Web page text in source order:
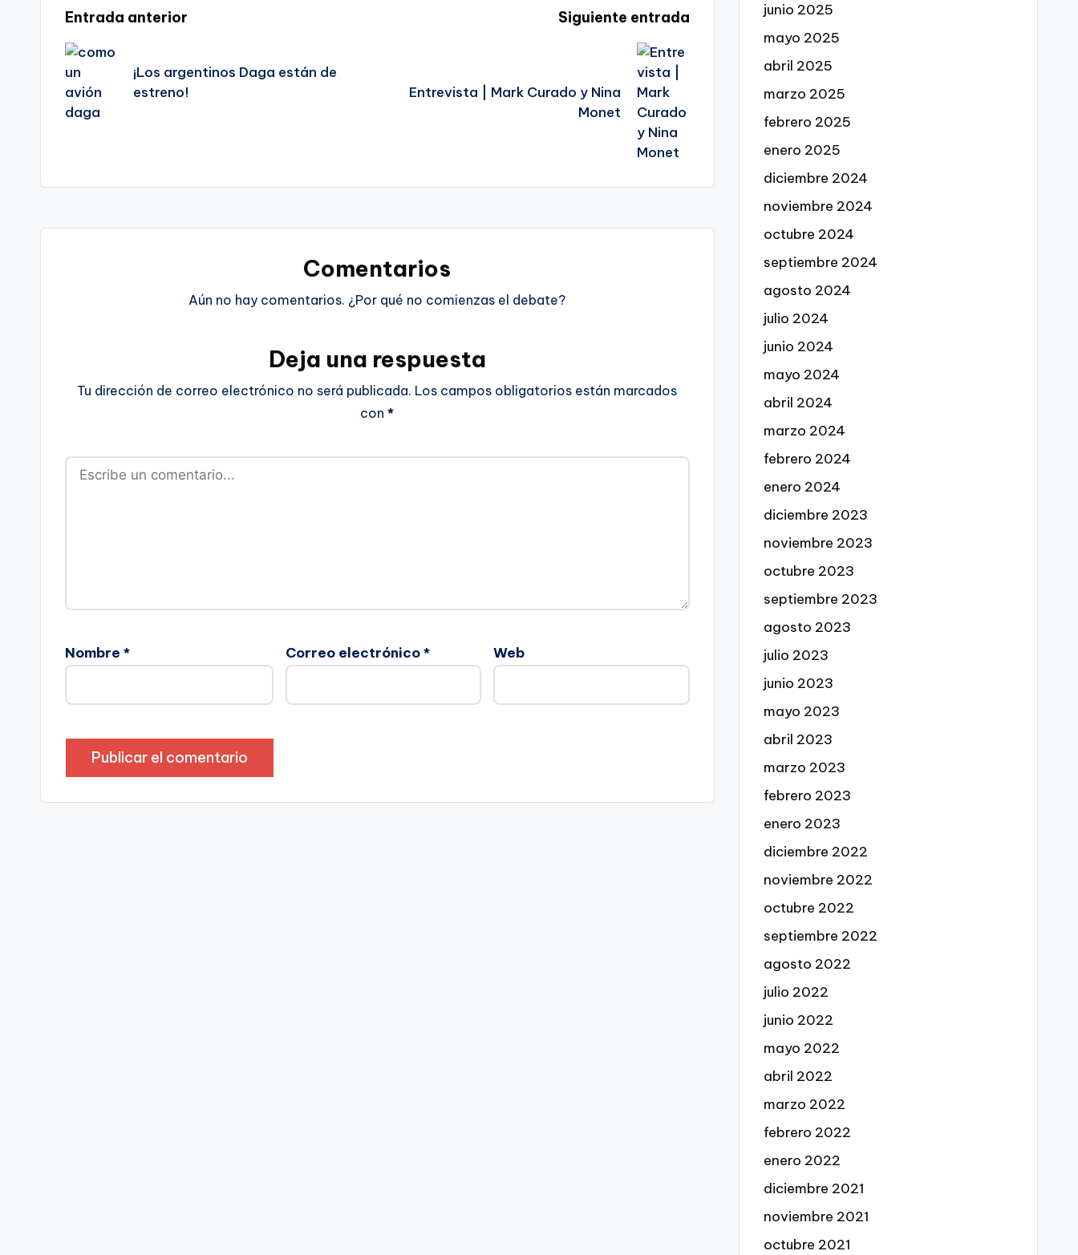
Navegación
de
entradas
Entrada anterior
¡Los argentinos Daga están de
estreno!
Siguiente entrada
Entrevista | Mark Curado y Nina
Monet
Comentarios
Aún no hay comentarios. ¿Por qué no comienzas el debate?
Deja una respuesta
Tu dirección de correo electrónico no será publicada. Los campos obligatorios están marcados
con*
Nombre * Correo electrónico* Web
junio 2025
mayo 2025
abril 2025
marzo 2025
febrero 2025
enero 2025
diciembre 2024
noviembre 2024
octubre 2024
septiembre 2024
agosto 2024
julio 2024
junio 2024
mayo 2024
abril 2024
marzo 2024
febrero 2024
enero 2024
diciembre 2023
noviembre 2023
octubre 2023
septiembre 2023
agosto 2023
julio 2023
junio 2023
mayo 2023
abril 2023
marzo 2023
febrero 2023
enero 2023
diciembre 2022
noviembre 2022
octubre 2022
septiembre 2022
agosto 2022
julio 2022
junio 2022
mayo 2022
abril 2022
marzo 2022
febrero 2022
enero 2022
diciembre 2021
noviembre 2021
octubre 2021